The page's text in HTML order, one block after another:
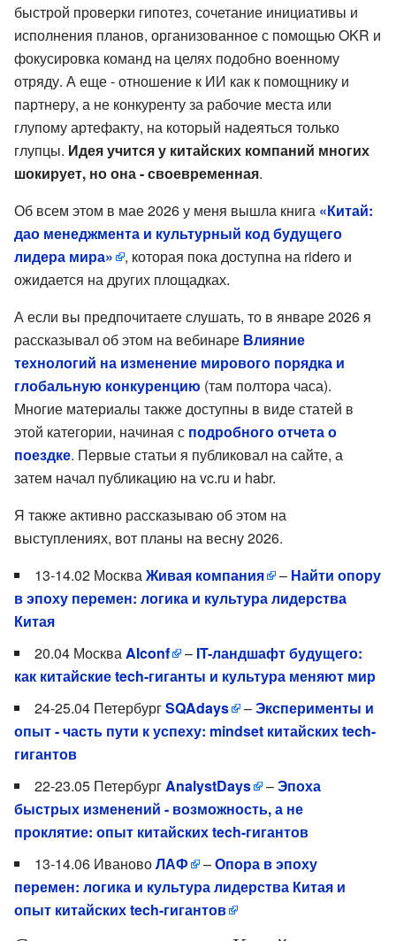
быстрой проверки гипотез, сочетание инициативы и
исполнения планов, организованное с помощью OKR и
фокусировка команд на целях подобно военному
отряду. А еще - отношение к ИИ как к помощнику и
партнеру, а не конкуренту за рабочие места или
глупому артефакту, на который надеяться только
глупцы. Идея учится у китайских компаний многих
шокирует, но она - своевременная.
Об всем этом в мае 2026 у меня вышла книга «Китай:
дао менеджмента и культурный код будущего
лидера мира»
, которая пока доступна на ridero и
ожидается на других площадках.
А если вы предпочитаете слушать, то в январе 2026 я
рассказывал об этом на вебинаре Влияние
технологий на изменение мирового порядка и
глобальную конкуренцию (там полтора часа).
Многие материалы также доступны в виде статей в
этой категории, начиная с подробного отчета о
поездке. Первые статьи я публиковал на сайте, а
затем начал публикацию на vc.ru и habr.
Я также активно рассказываю об этом на
выступлениях, вот планы на весну 2026.
13-14.02 МоскваЖивая компания – Найти опору
в эпоху перемен: логика и культура лидерства
Китая
20.04 МоскваAIconf – IT-ландшафт будущего:
как китайские tech-гиганты и культура меняют мир
24-25.04 ПетербургSQAdays –Эксперименты и
опыт - часть пути к успеху: mindset китайских tech-
гигантов
22-23.05 ПетербургAnalystDays –Эпоха
быстрых изменений - возможность, а не
проклятие: опыт китайских tech-гигантов
13-14.06 ИвановоЛАФ –Опора в эпоху
перемен: логика и культура лидерства Китая и
опыт китайских tech-гигантов